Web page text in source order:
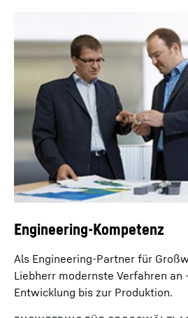
Engineering-Kompetenz
Als Engineering-Partner für
Liebherr modernste Verfahren an
Entwicklung bis zur Produktion.